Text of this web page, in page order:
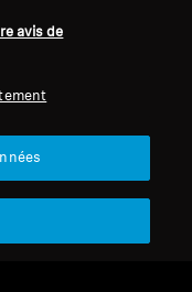
Personnes-ressources
avis de